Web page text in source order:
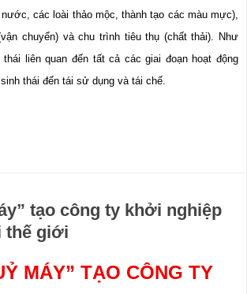
các loài thảo mộc, thành tạo các màu mực),
chuyển) và chu trình tiêu thụ (chất thải). Như
liên quan đến tất cả các giai đoạn hoạt động
thái đến tái sử dụng và tái chế.
tạo công ty khởi nghiệp
thế giới
MÁY” TẠO CÔNG TY